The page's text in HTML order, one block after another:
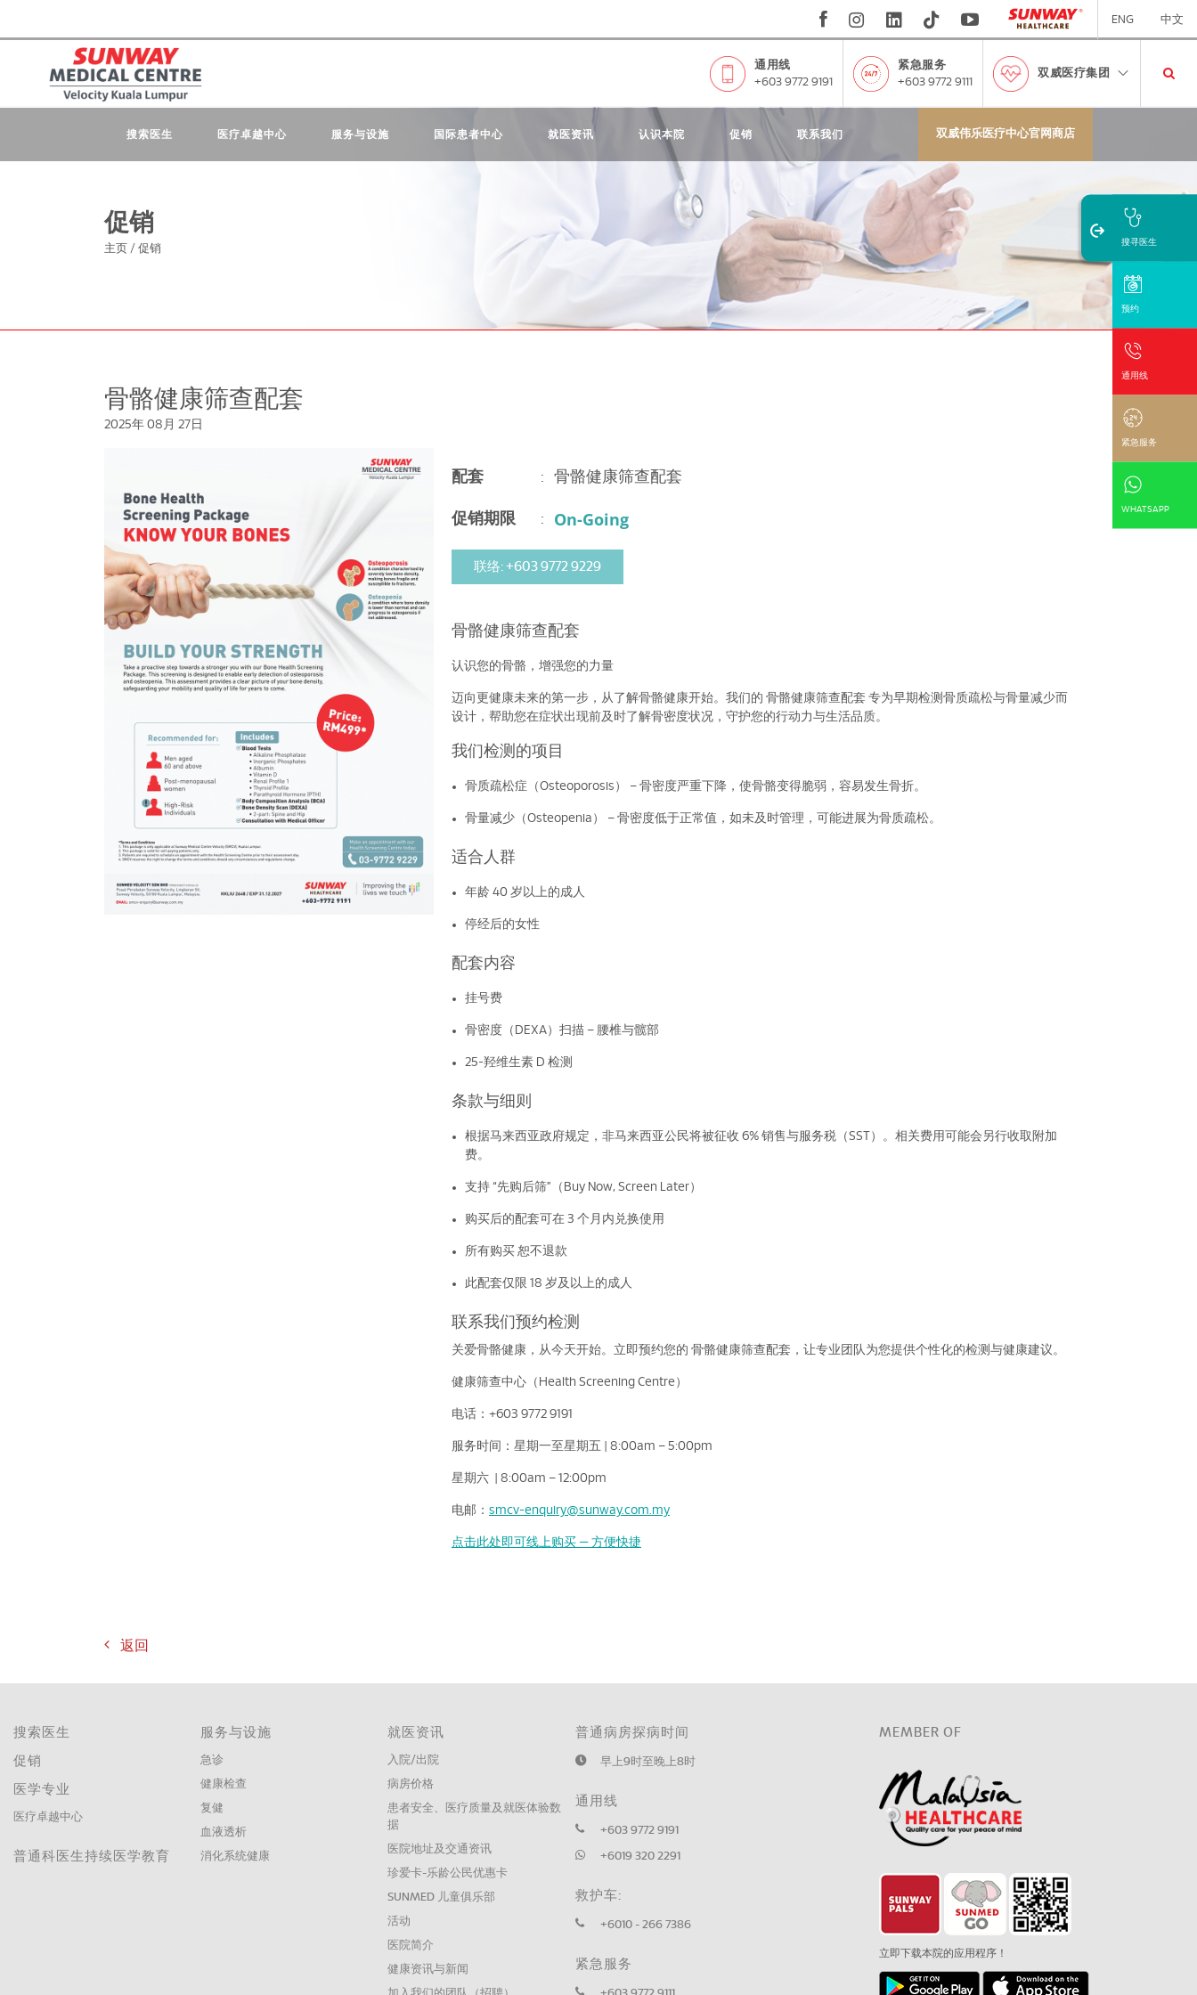
ENG 中文
通用线
+603 9772 9191
紧急服务
+603 9772 9111
双威医疗集团
搜索医生 医疗卓越中心 服务与设施 国际患者中心 就医资讯 认识本院 促销 联系我们 双威伟乐医疗中心官网商店
搜寻医生
预约
通用线
紧急服务
WHATSAPP
促销
主页 / 促销
骨骼健康筛查配套
2025年 08月 27日
配套 : 骨骼健康筛查配套
促销期限 : On-Going
联络: +603 9772 9229
骨骼健康筛查配套
认识您的骨骼，增强您的力量
迈向更健康未来的第一步，从了解骨骼健康开始。我们的 骨骼健康筛查配套 专为早期检测骨质疏松与骨量减少而
设计，帮助您在症状出现前及时了解骨密度状况，守护您的行动力与生活品质。
我们检测的项目
骨质疏松症（Osteoporosis） – 骨密度严重下降，使骨骼变得脆弱，容易发生骨折。
骨量减少（Osteopenia） – 骨密度低于正常值，如未及时管理，可能进展为骨质疏松。
适合人群
年龄 40 岁以上的成人
停经后的女性
配套内容
挂号费
骨密度（DEXA）扫描 – 腰椎与髋部
25-羟维生素 D 检测
条款与细则
根据马来西亚政府规定，非马来西亚公民将被征收 6% 销售与服务税（SST）。相关费用可能会另行收取附加
费。
支持 “先购后筛”（Buy Now, Screen Later）
购买后的配套可在 3 个月内兑换使用
所有购买 恕不退款
此配套仅限 18 岁及以上的成人
联系我们预约检测
关爱骨骼健康，从今天开始。立即预约您的 骨骼健康筛查配套，让专业团队为您提供个性化的检测与健康建议。
健康筛查中心（Health Screening Centre）
电话：+603 9772 9191
服务时间：星期一至星期五 | 8:00am – 5:00pm
星期六 | 8:00am – 12:00pm
电邮： smcv-enquiry@sunway.com.my
点击此处即可线上购买 — 方便快捷
返回
搜索医生
促销
医学专业
医疗卓越中心
普通科医生持续医学教育
服务与设施
急诊
健康检查
复健
血液透析
消化系统健康
就医资讯
入院/出院
病房价格
患者安全、医疗质量及就医体验数
据
医院地址及交通资讯
珍爱卡-乐龄公民优惠卡
SUNMED 儿童俱乐部
活动
医院简介
健康资讯与新闻
普通病房探病时间
早上9时至晚上8时
通用线
+603 9772 9191
+6019 320 2291
救护车:
+6010 - 266 7386
紧急服务
MEMBER OF
立即下载本院的应用程序！